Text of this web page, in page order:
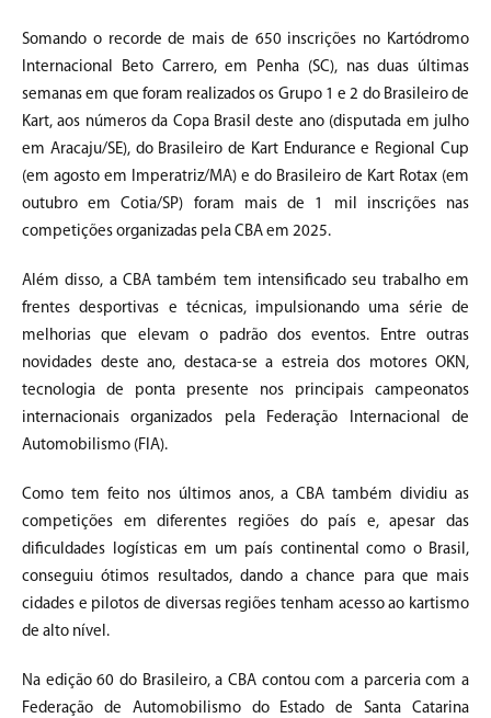
Somando o recorde de mais de 650 inscrições no Kartódromo
Internacional Beto Carrero, em Penha (SC), nas duas últimas
semanas em que foram realizados os Grupo 1 e 2 do Brasileiro de
Kart, aos números da Copa Brasil deste ano (disputada em julho
em Aracaju/SE), do Brasileiro de Kart Endurance e Regional Cup
(em agosto em Imperatriz/MA) e do Brasileiro de Kart Rotax (em
outubro em Cotia/SP) foram mais de 1 mil inscrições nas
competições organizadas pela CBA em 2025.
Além disso, a CBA também tem intensificado seu trabalho em
frentes desportivas e técnicas, impulsionando uma série de
melhorias que elevam o padrão dos eventos. Entre outras
novidades deste ano, destaca-se a estreia dos motores OKN,
tecnologia de ponta presente nos principais campeonatos
internacionais organizados pela Federação Internacional de
Automobilismo (FIA).
Como tem feito nos últimos anos, a CBA também dividiu as
competições em diferentes regiões do país e, apesar das
dificuldades logísticas em um país continental como o Brasil,
conseguiu ótimos resultados, dando a chance para que mais
cidades e pilotos de diversas regiões tenham acesso ao kartismo
de alto nível.
Na edição 60 do Brasileiro, a CBA contou com a parceria com a
Federação de Automobilismo do Estado de Santa Catarina